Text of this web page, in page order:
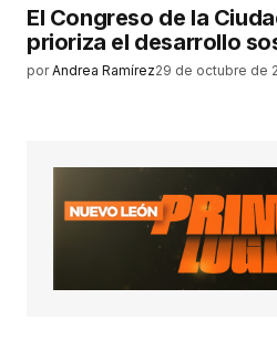
El Congreso de la
prioriza el desarrollo
por Andrea Ramírez29 de octubre de